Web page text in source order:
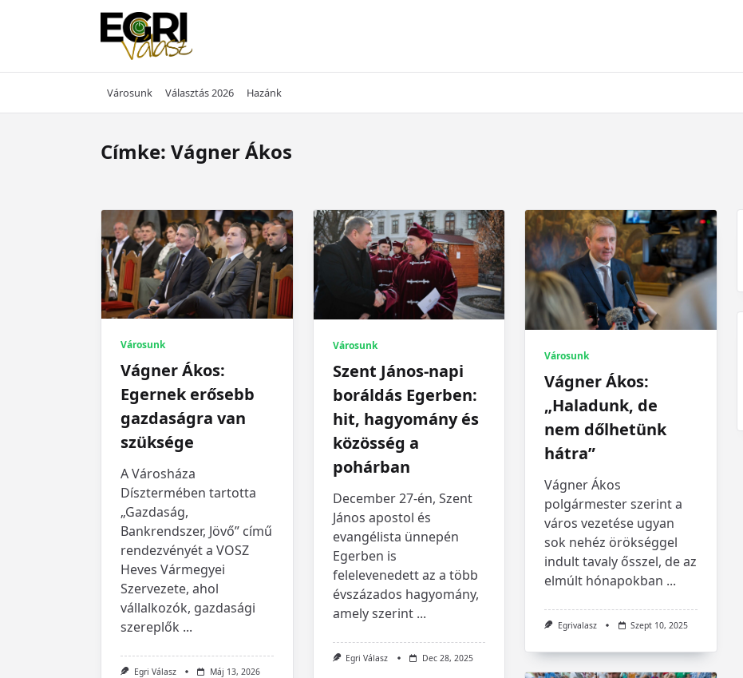
Városunk Választás 2026 Hazánk
Címke: Vágner Ákos
Városunk
Vágner Ákos:
Egernek erősebb
gazdaságra van
szüksége
A Városháza
Dísztermében tartotta
„Gazdaság,
Bankrendszer, Jövő” című
rendezvényét a VOSZ
Heves Vármegyei
Szervezete, ahol
vállalkozók, gazdasági
szereplők ...
Egri Válasz Máj 13, 2026
Városunk
Szent János-napi
boráldás Egerben:
hit, hagyomány és
közösség a
pohárban
December 27-én, Szent
János apostol és
evangélista ünnepén
Egerben is
felelevenedett az a több
évszázados hagyomány,
amely szerint ...
Egri Válasz Dec 28, 2025
Városunk
Vágner Ákos:
„Haladunk, de
nem dőlhetünk
hátra”
Vágner Ákos
polgármester szerint a
város vezetése ugyan
sok nehéz örökséggel
indult tavaly ősszel, de az
elmúlt hónapokban ...
Egrivalasz Szept 10, 2025